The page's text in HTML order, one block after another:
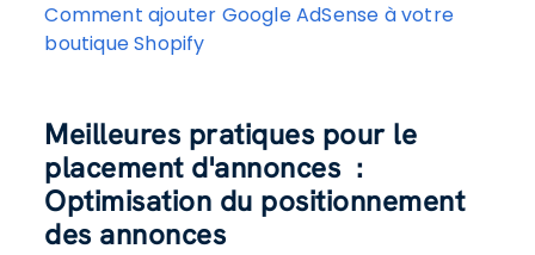
Comment ajouter Google AdSense à votre
boutique Shopify
Meilleures pratiques pour le
placement d'annonces :
Optimisation du positionnement
des annonces